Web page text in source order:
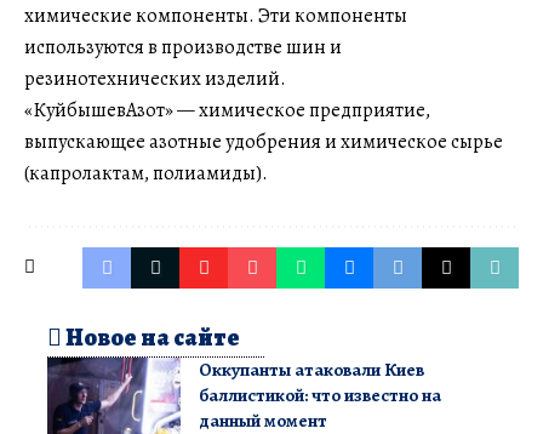
химические компоненты. Эти компоненты
используются в производстве шин и
резинотехнических изделий.
«КуйбышевАзот» — химическое предприятие,
выпускающее азотные удобрения и химическое сырье
(капролактам, полиамиды).
Новое на сайте
Оккупанты атаковали Киев
баллистикой: что известно на
данный момент